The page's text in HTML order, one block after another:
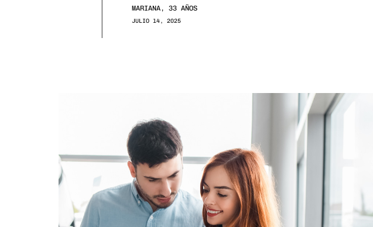
MARIANA, 33 AÑOS
JULIO 14, 2025